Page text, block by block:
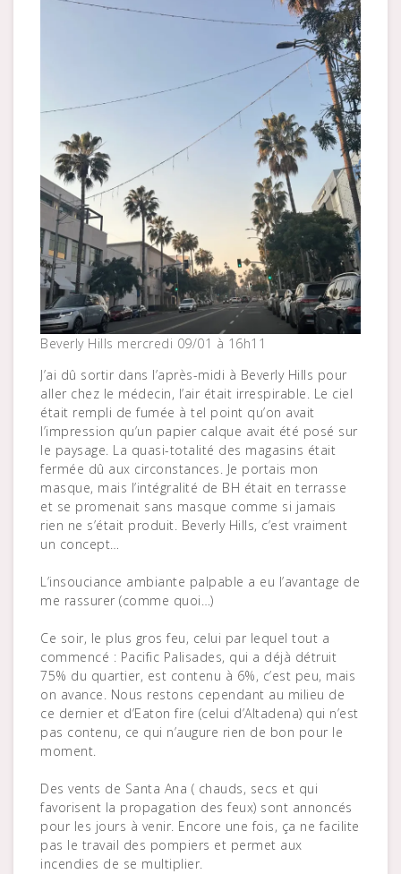
Beverly Hills mercredi 09/01 à 16h11
J’ai dû sortir dans l’après-midi à Beverly Hills pour
aller chez le médecin, l’air était irrespirable. Le ciel
était rempli de fumée à tel point qu’on avait
l’impression qu’un papier calque avait été posé sur
le paysage. La quasi-totalité des magasins était
fermée dû aux circonstances. Je portais mon
masque, mais l’intégralité de BH était en terrasse
et se promenait sans masque comme si jamais
rien ne s’était produit. Beverly Hills, c’est vraiment
un concept…
L’insouciance ambiante palpable a eu l’avantage de
me rassurer (comme quoi…)
Ce soir, le plus gros feu, celui par lequel tout a
commencé : Pacific Palisades, qui a déjà détruit
75% du quartier, est contenu à 6%, c’est peu, mais
on avance. Nous restons cependant au milieu de
ce dernier et d’Eaton fire (celui d’Altadena) qui n’est
pas contenu, ce qui n’augure rien de bon pour le
moment.
Des vents de Santa Ana ( chauds, secs et qui
favorisent la propagation des feux) sont annoncés
pour les jours à venir. Encore une fois, ça ne facilite
pas le travail des pompiers et permet aux
incendies de se multiplier.